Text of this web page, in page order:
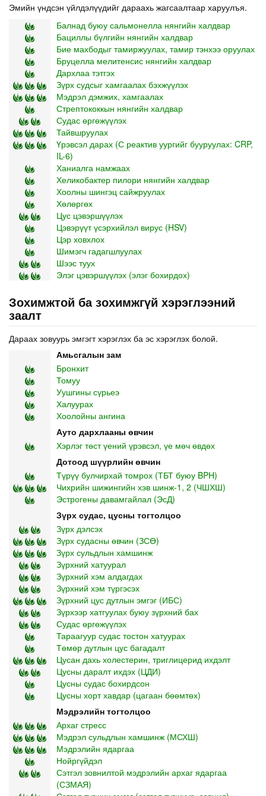
Эмийн үндсэн үйлдэлүүдийг дараахь жагсаалтаар харуулъя.
Балнад буюу сальмонелла нянгийн халдвар
Бациллы бүлгийн нянгийн халдвар
Бие махбодыг тамиржуулах, тамир тэнхээ оруулах
Бруцелла мелитенсис нянгийн халдвар
Дархлаа тэтгэх
Зүрх судсыг хамгаалах бэхжүүлэх
Мэдрэл дэмжих, хамгаалах
Стрептококкын нянгийн халдвар
Судас өргөжүүлэх
Тайвшруулах
Үрэвсэл дарах (С реактив уургийг бууруулах: CRP,
IL-6)
Ханиалга намжаах
Хеликобактер пилори нянгийн халдвар
Хоолны шингэц сайжруулах
Хөлөргөх
Цус цэвэршүүлэх
Цэвэрүүт үсэрхийлэл вирус (HSV)
Цэр ховхлох
Шимэгч гадагшлуулах
Шээс туух
Элэг цэвэршүүлэх (элэг бохирдох)
Зохимжтой ба зохимжгүй хэрэглээний
заалт
Дараах зовуурь эмгэгт хэрэглэх ба эс хэрэглэх болой.
Амьсгалын зам
Бронхит
Томуу
Уушгины сүрьеэ
Халуурах
Хоолойны ангина
Ауто дархлааны өвчин
Хэрлэг төст үений үрэвсэл, үе мөч өвдөх
Дотоод шүүрлийн өвчин
Түрүү булчирхай томрох (ТБТ буюу BPH)
Чихрийн шижингийн хэв шинж-1, 2 (ЧШХШ)
Эстрогены давамгайлал (ЭсД)
Зүрх судас, цусны тогтолцоо
Зүрх дэлсэх
Зүрх судасны өвчин (ЗСӨ)
Зүрх сульдлын хамшинж
Зүрхний хатуурал
Зүрхний хэм алдагдах
Зүрхний хэм түргэсэх
Зүрхний цус дутлын эмгэг (ИБС)
Зүрхээр хатгуулах буюу зүрхний бах
Судас өргөжүүлэх
Тараагуур судас тостон хатуурах
Төмөр дутлын цус багадалт
Цусан дахь холестерин, триглицерид ихдэлт
Цусны даралт ихдэх (ЦДИ)
Цусны судас бохирдсон
Цусны хорт хавдар (цагаан бөөмтөх)
Мэдрэлийн тогтолцоо
Архаг стресс
Мэдрэл сульдлын хамшинж (МСХШ)
Мэдрэлийн ядаргаа
Нойргүйдэл
Сэтгэл зовнилтой мэдрэлийн архаг ядаргаа
(СЗМАЯ)